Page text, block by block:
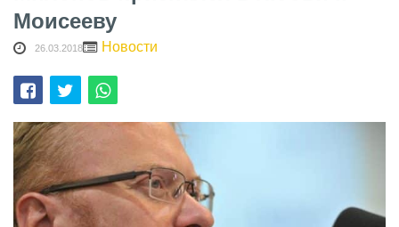
Моисееву
26.03.2018 Новости